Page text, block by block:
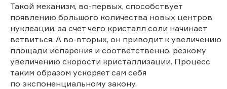
Такой механизм, во-первых, способствует
появлению большого количества новых центров
нуклеации, за счет чего кристалл соли начинает
ветвиться. А во-вторых, он приводит к увеличению
площади испарения и соответственно, резкому
увеличению скорости кристаллизации. Процесс
таким образом ускоряет сам себя
по экспоненциальному закону.